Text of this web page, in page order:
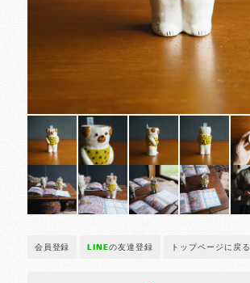
会員登録 LINEの友達登録 トップページに戻る